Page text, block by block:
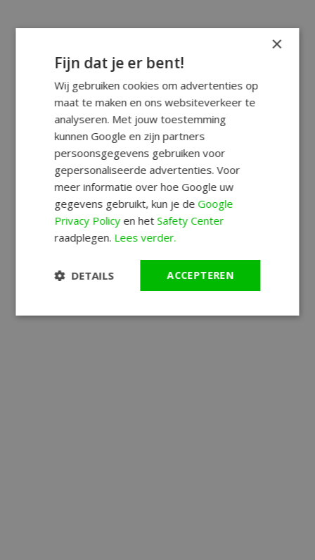
×
Fijn dat je er bent!
Wij gebruiken cookies om advertenties op
maat te maken en ons websiteverkeer te
analyseren. Met jouw toestemming
kunnen Google en zijn partners
persoonsgegevens gebruiken voor
gepersonaliseerde advertenties. Voor
meer informatie over hoe Google uw
gegevens gebruikt, kun je deGoogle
Privacy Policyen hetSafety Center
raadplegen. Lees verder.
ACCEPTEREN
DETAILS